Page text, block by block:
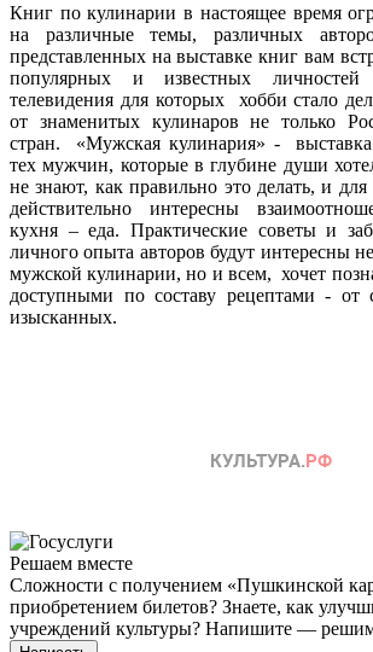
Книг по кулинарии в настоящее время
на различные темы, различных
представленных на выставке книг вам
популярных и известных
телевидения для которых хобби стало
от знаменитых кулинаров не только
стран. «Мужская кулинария» -
тех мужчин, которые в глубине души
не знают, как правильно это делать, и
действительно интересны
кухня – еда. Практические советы и
личного опыта авторов будут интересны
мужской кулинарии, но и всем, хочет
доступными по составу рецептами - от
изысканных.
Решаем вместе
Сложности с получением «Пушкинской
приобретением билетов? Знаете, как
учреждений культуры? Напишите —